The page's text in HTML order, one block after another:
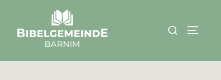
springen
Suchen